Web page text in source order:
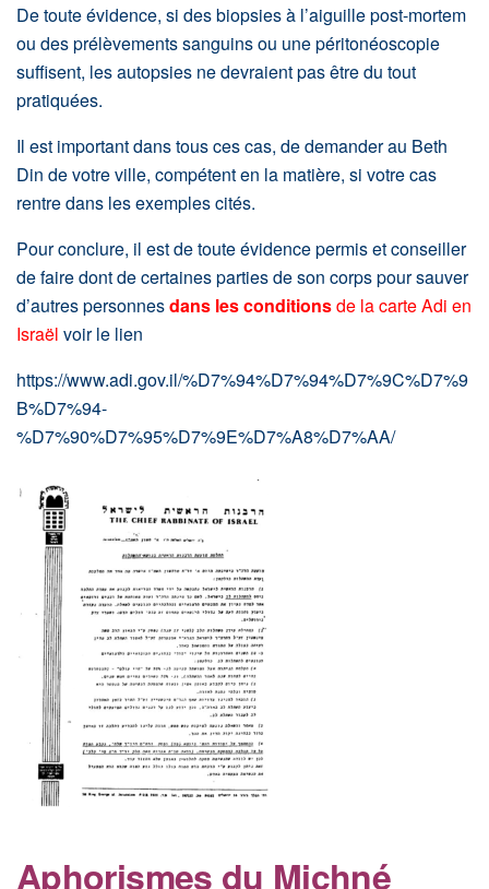
De toute évidence, si des biopsies à l’aiguille post-mortem
ou des prélèvements sanguins ou une péritonéoscopie
suffisent, les autopsies ne devraient pas être du tout
pratiquées.
Il est important dans tous ces cas, de demander au Beth
Din de votre ville, compétent en la matière, si votre cas
rentre dans les exemples cités.
Pour conclure, il est de toute évidence permis et conseiller
de faire dont de certaines parties de son corps pour sauver
d’autres personnesdans les conditionsde la carte Adi en
Israël voir le lien
https://www.adi.gov.il/%D7%94%D7%94%D7%9C%D7%9
B%D7%94-
%D7%90%D7%95%D7%9E%D7%A8%D7%AA/
Aphorismes du Michné